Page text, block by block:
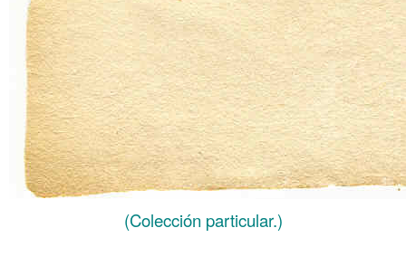
(Colección particular.)